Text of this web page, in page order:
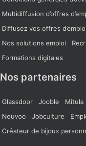
Multidiffusion d’offres
Diffusez vos offres
Nos solutions emploi
Formations digitales
Nos partenaires
Glassdoor Jooble Mitula
Neuvoo
Jobculture
Créateur de bijoux